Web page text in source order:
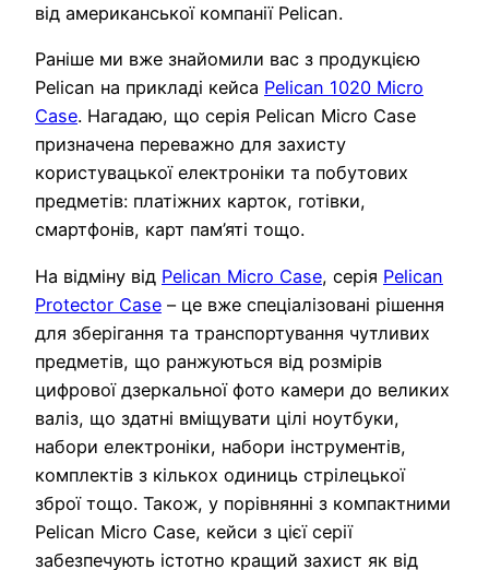
від американської компанії Pelican.
Раніше ми вже знайомили вас з продукцією
Pelican на прикладі кейса Pelican 1020 Micro
Case. Нагадаю, що серія Pelican Micro Case
призначена переважно для захисту
користувацької електроніки та побутових
предметів: платіжних карток, готівки,
смартфонів, карт пам’яті тощо.
На відміну від Pelican Micro Case, серія Pelican
Protector Case – це вже спеціалізовані рішення
для зберігання та транспортування чутливих
предметів, що ранжуються від розмірів
цифрової дзеркальної фото камери до великих
валіз, що здатні вміщувати цілі ноутбуки,
набори електроніки, набори інструментів,
комплектів з кількох одиниць стрілецької
зброї тощо. Також, у порівнянні з компактними
Pelican Micro Case, кейси з цієї серії
забезпечують істотно кращий захист як від